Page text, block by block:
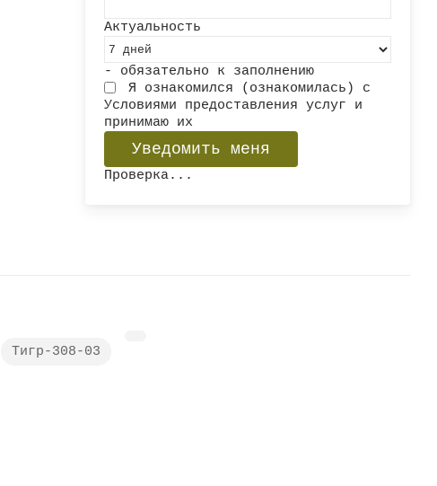
Актуальность
- обязательно к заполнению
Я ознакомился (ознакомилась) с
Условиями предоставления услуг и
принимаю их
Проверка...
Тигр-308-03